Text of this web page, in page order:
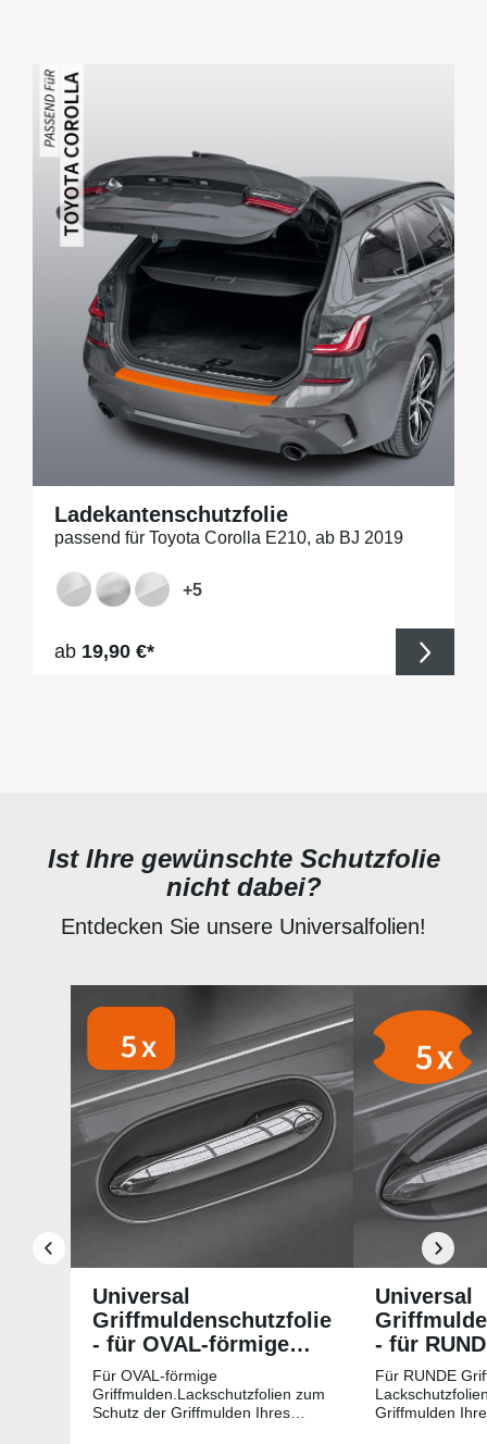
Ladekantenschutzfolie
passend für Toyota Corolla E210, ab BJ 2019
+5
Regulärer Preis:
ab 19,90 €*
Ist Ihre gewünschte Schutzfolie
nicht dabei?
Entdecken Sie unsere Universalfolien!
Universal
Griffmuldenschutzfolie
- für OVAL-förmige
Griffmulden
Für OVAL-förmige
Griffmulden.Lackschutzfolien zum
Schutz der Griffmulden Ihres
Universal
- für
Für RUNDE
Griffmulden